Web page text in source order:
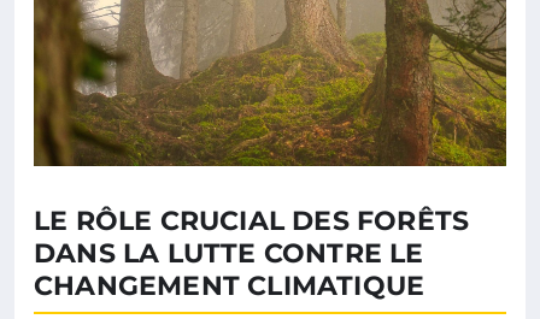
LE RÔLE CRUCIAL DES FORÊTS
DANS LA LUTTE CONTRE LE
CHANGEMENT CLIMATIQUE